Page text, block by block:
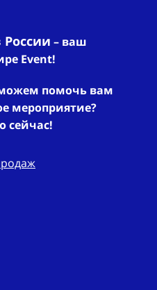
России – ваш
Event!
помочь вам
мероприятие?
сейчас!